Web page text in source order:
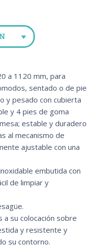
a 1120 mm, para
sentado o de pie
y pesado con cubierta
y 4 pies de goma
estable y duradero
al mecanismo de
ajustable con una
embutida con
de limpiar y
a su colocación sobre
y resistente y
su contorno.